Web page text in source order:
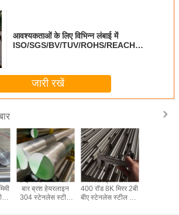
आवश्यकताओं के लिए विभिन्न लंबाई में
ISO/SGS/BV/TUV/ROHS/REACH
जारी रखें
2 इंच स्टेनलेस स्टील
बार ब्रश हेयरलाइन
304 स्टेनलेस स्टील
कोल्ड ड्रिंक मोनेल
400 रॉड 8K मिरर 2बी
बीए स्टेनलेस स्टील रॉड